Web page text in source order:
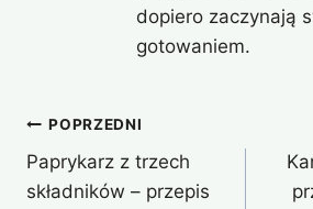
dopiero zaczynają
gotowaniem.
Nawigacja
wpisu
POPRZEDNI
Paprykarz z trzech
składników – przepis